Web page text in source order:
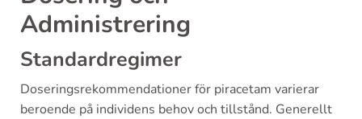
Administrering
Standardregimer
Doseringsrekommendationer för piracetam varierar
beroende på individens behov och tillstånd. Generellt